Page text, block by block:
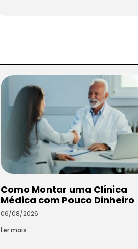
Como Montar uma Clínica
Médica com Pouco Dinheiro
06/08/2026
Ler mais